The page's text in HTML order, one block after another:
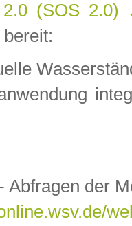
(SOS 2.0)
Abfragen der